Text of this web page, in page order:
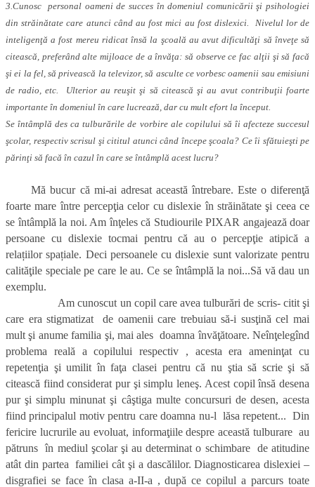
3.Cunosc personal oameni de succes în domeniul comunicării şi psihologiei
din străinătate care atunci când au fost mici au fost dislexici. Nivelul lor de
inteligenţă a fost mereu ridicat însă la şcoală au avut dificultăţi să înveţe să
citească, preferând alte mijloace de a învăţa: să observe ce fac alţii şi să facă
şi ei la fel, să privească la televizor, să asculte ce vorbesc oamenii sau emisiuni
de radio, etc. Ulterior au reuşit şi să citească şi au avut contribuţii foarte
importante în domeniul în care lucrează, dar cu mult efort la început.
Se întâmplă des ca tulburările de vorbire ale copilului să îi afecteze succesul
şcolar, respectiv scrisul şi cititul atunci când începe şcoala? Ce îi sfătuieşti pe
părinţi să facă în cazul în care se întâmplă acest lucru?
Mă bucur că mi-ai adresat această întrebare. Este o diferenţă
foarte mare între percepţia celor cu dislexie în străinătate şi ceea ce
se întâmplă la noi. Am înţeles că Studiourile PIXAR angajează doar
persoane cu dislexie tocmai pentru că au o percepţie atipică a
relațiilor spațiale. Deci persoanele cu dislexie sunt valorizate pentru
calităţile speciale pe care le au. Ce se întâmplă la noi...Să vă dau un
exemplu.
Am cunoscut un copil care avea tulburări de scris- citit şi
care era stigmatizat de oamenii care trebuiau să-i susţină cel mai
mult şi anume familia şi, mai ales doamna învăţătoare. Neînţelegînd
problema reală a copilului respectiv , acesta era ameninţat cu
repetenţia şi umilit în faţa clasei pentru că nu ştia să scrie şi să
citească fiind considerat pur şi simplu leneş. Acest copil însă desena
pur şi simplu minunat şi câştiga multe concursuri de desen, acesta
fiind principalul motiv pentru care doamna nu-l lăsa repetent... Din
fericire lucrurile au evoluat, informaţiile despre această tulburare au
pătruns în mediul şcolar şi au determinat o schimbare de atitudine
atât din partea familiei cât şi a dascălilor. Diagnosticarea dislexiei –
disgrafiei se face în clasa a-II-a , după ce copilul a parcurs toate